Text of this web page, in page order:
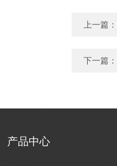
上一篇：
下一篇：
产品中心